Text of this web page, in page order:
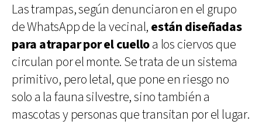
Las trampas, según denunciaron en el grupo
de WhatsApp de la vecinal, están diseñadas
para atrapar por el cuelloa los ciervos que
circulan por el monte. Se trata de un sistema
primitivo, pero letal, que pone en riesgo no
solo a la fauna silvestre, sino también a
mascotas y personas que transitan por el lugar.